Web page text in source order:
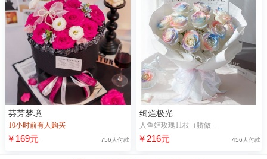
芬芳梦境
10小时前有人购买
￥169元 756人付款
绚烂极光
人鱼姬玫瑰11枝（骄傲··
￥216元 456人付款